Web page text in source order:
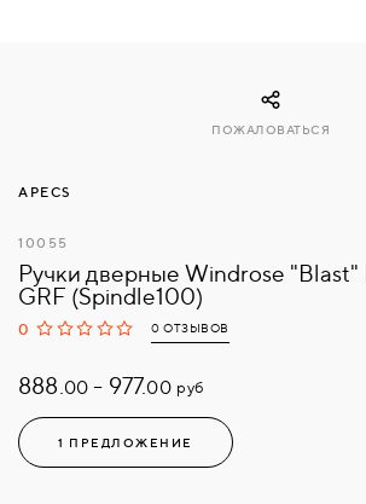
APECS
10055
Ручки дверные Windrose
GRF (Spindle100)
0 0 ОТЗЫВОВ
888.00 - 977.00руб
1 ПРЕДЛОЖЕНИЕ
ПОЖАЛОВАТЬСЯ